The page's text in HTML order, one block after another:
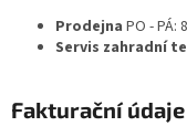
Prodejna PO - PÁ:
Servis zahradní
Fakturační